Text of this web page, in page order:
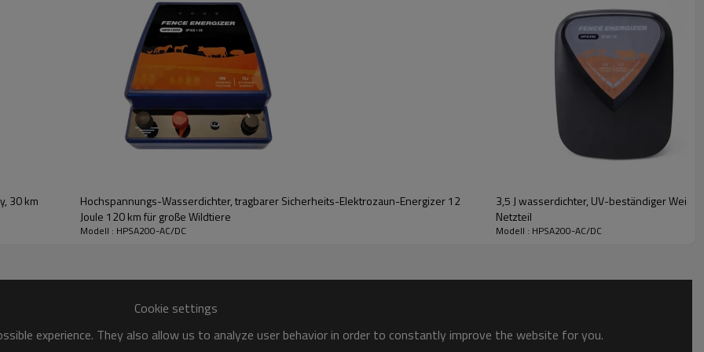
(entweder einer 110-V- bis 240-V-
den Zaun ab. Berührt ein Tier die
ab, den Zaun erneut zu
30 km
Hochspannungs-Wasserdichter, tragbarer Sicherheits-Elektrozaun-Energizer 12
Joule 120 km für große Wildtiere
Modell : HPSA200-AC/DC
3,5 J wasserdichter, UV-beständiger
Netzteil
Modell : HPSA200-AC/DC
Cookie settings
experience. They also allow us to analyze user behavior in order to constantly improve the website for you.